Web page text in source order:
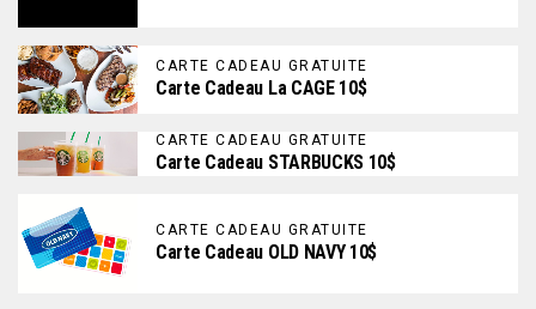
CARTE CADEAU GRATUITE
Carte Cadeau La CAGE 10$
CARTE CADEAU GRATUITE
Carte Cadeau STARBUCKS 10$
CARTE CADEAU GRATUITE
Carte Cadeau OLD NAVY 10$